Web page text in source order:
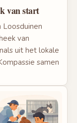
van start
Loosduinen
van
uit het lokale
samen